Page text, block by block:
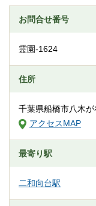
お問合せ番号
霊園-1624
住所
千葉県船橋市八木
アクセスMAP
最寄り駅
二和向台駅